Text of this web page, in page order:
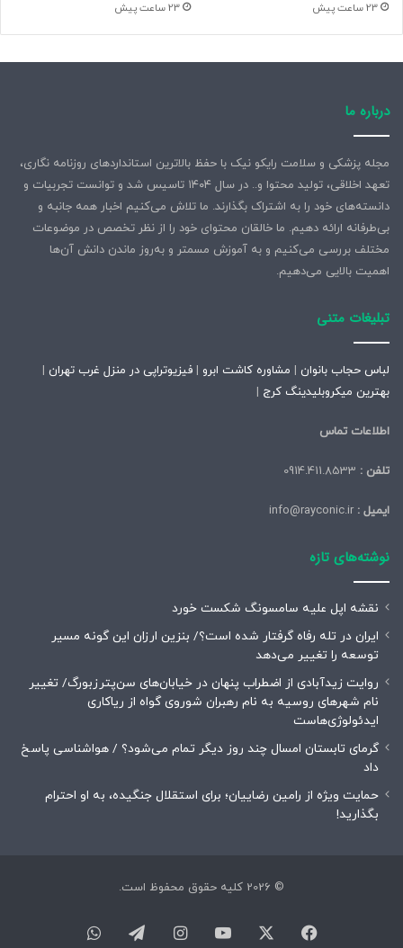
23 ساعت پیش 23 ساعت پیش
درباره ما
مجله پزشکی و سلامت رایکو نیک با حفظ بالاترین استانداردهای روزنامه نگاری،
تعهد اخلاقی، تولید محتوا و.. در سال ۱۴۰۴ تاسیس شد و توانست تجربیات و
دانسته‌های خود را به اشتراک بگذارند. ما تلاش می‌کنیم اخبار همه جانبه و
بی‌طرفانه ارائه دهیم. ما خالقان محتوای خود را از نظر تخصص در موضوعات
مختلف بررسی می‌کنیم و به آموزش مسمتر و به‌روز ماندن دانش آن‌ها
اهمیت بالایی می‌دهیم.
تبلیغات متنی
لباس حجاب بانوان | مشاوره کاشت ابرو | فیزیوتراپی در منزل غرب تهران |
بهترین میکروبلیدینگ کرج |
اطلاعات تماس
تلفن :
ایمیل :
نوشته‌های تازه
نقشه اپل علیه سامسونگ شکست خورد
ایران در تله رفاه گرفتار شده است؟/ بنزین ارزان این گونه مسیر
توسعه را تغییر می‌دهد
روایت زیدآبادی از اضطراب پنهان در خیابان‌های سن‌پترزبورگ/ تغییر
نام شهرهای روسیه به نام رهبران شوروی گواه از ریاکاری
ایدئولوژی‌هاست
گرمای تابستان امسال چند روز دیگر تمام می‌شود؟ / هواشناسی پاسخ
داد
حمایت ویژه از رامین رضاییان؛ برای استقلال جنگیده، به او احترام
بگذارید!
© 2026 کلیه حقوق محفوظ است.
فیسبوک ایکس یوتیوب اینستاگرامتلگرام